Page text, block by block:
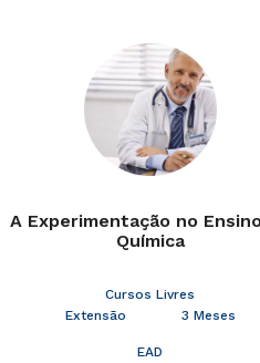
A Experimentação no
Química
Cursos Livres
Extensão
3 Meses
EAD